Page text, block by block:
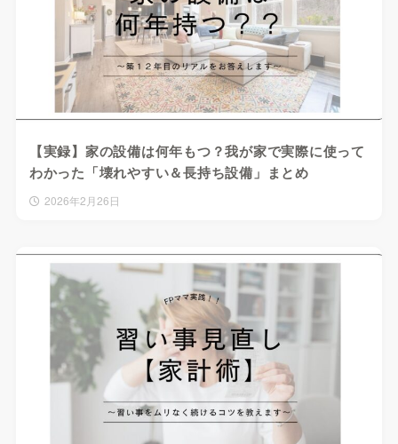
【実録】家の設備は何年もつ？我が家で実際に使って
わかった「壊れやすい＆長持ち設備」まとめ
2026年2月26日